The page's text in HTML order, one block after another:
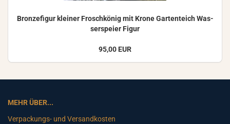
Bron­ze­fi­gur klei­ner Frosch­kö­nig mit Krone Gar­ten­teich Was­
ser­spei­er Figur
95,00 EUR
MEHR ÜBER...
Verpackungs- und Versandkosten